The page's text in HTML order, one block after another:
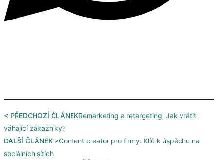
< PŘEDCHOZÍ ČLÁNEKRemarketing a retargeting: Jak vrátit
váhající zákazníky?
DALŠÍ ČLÁNEK >Content creator pro firmy: Klíč k úspěchu na
sociálních sítích